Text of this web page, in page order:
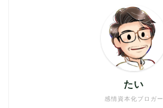
感情資本化ブロガー
たい